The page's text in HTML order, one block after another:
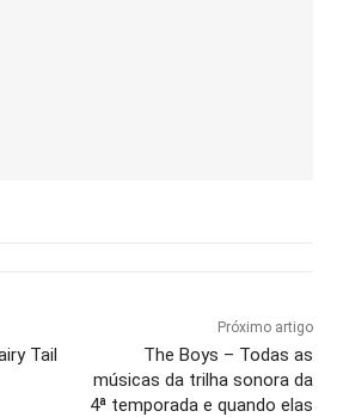
Tail
Próximo artigo
The Boys – Todas as
músicas da trilha sonora da
4ª temporada e quando elas